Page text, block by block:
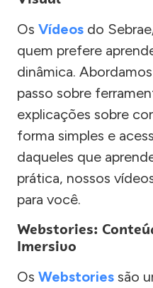
Os Vídeos do
quem prefere
dinâmica.
passo sobre
explicações sobre
forma simples e
daqueles que
prática, nossos
para você.
Webstories:
Imersivo
Os Webstories são